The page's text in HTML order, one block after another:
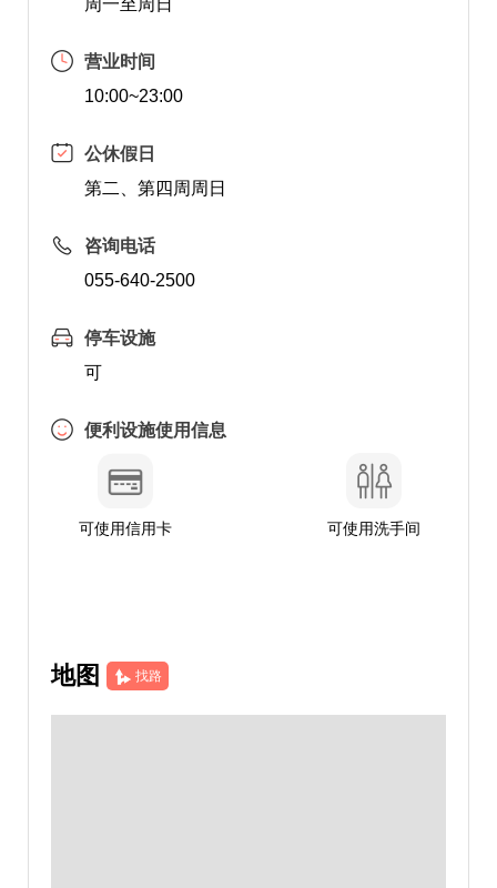
周一至周日
营业时间
10:00~23:00
公休假日
第二、第四周周日
咨询电话
055-640-2500
停车设施
可
便利设施使用信息
可使用信用卡 可使用洗手间
地图 找路